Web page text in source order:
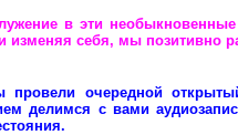
в эти
изменяя себя, мы позитивно
очередной
делимся с вами